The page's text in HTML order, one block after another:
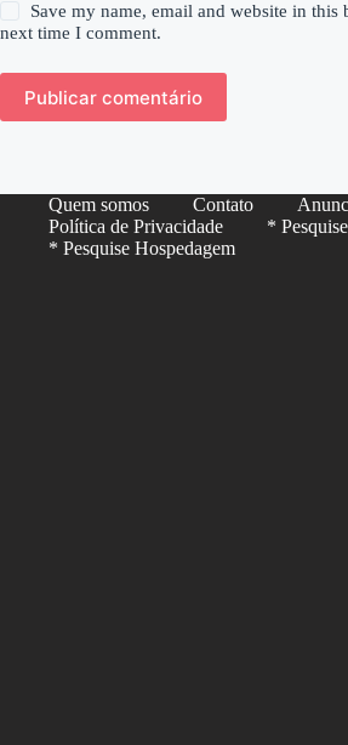
Save my name, email and website in this
next time I comment.
Publicar comentário
Quem somos Contato
Política de Privacidade
*
* Pesquise Hospedagem